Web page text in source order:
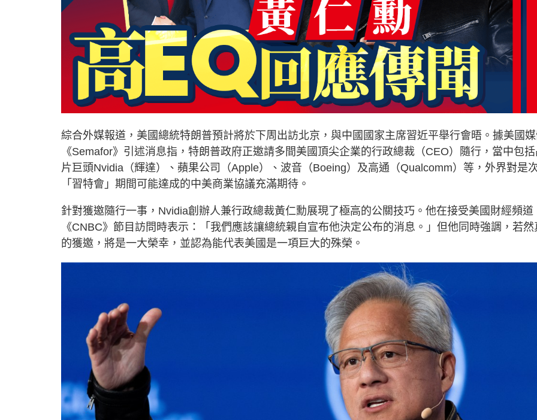
綜合外媒報道，美國總統特朗普預計將於下周出訪北京，與中國國家主席習近平舉行會晤。據美國
《Semafor》引述消息指，特朗普政府正邀請多間美國頂尖企業的行政總裁（CEO）隨行，當中包括
片巨頭Nvidia（輝達）、蘋果公司（Apple）、波音（Boeing）及高通（Qualcomm）等，外界對是
「習特會」期間可能達成的中美商業協議充滿期待。
針對獲邀隨行一事，Nvidia創辦人兼行政總裁黃仁勳展現了極高的公關技巧。他在接受美國財經頻道
《CNBC》節目訪問時表示：「我們應該讓總統親自宣布他決定公布的消息。」但他同時強調，若然
的獲邀，將是一大榮幸，並認為能代表美國是一項巨大的殊榮。